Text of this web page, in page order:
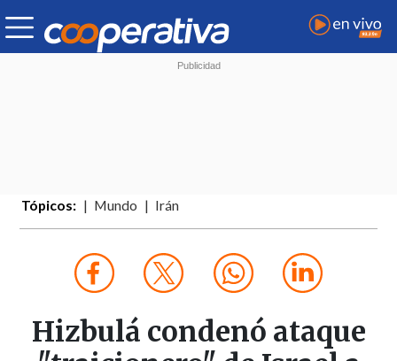
Tópicos: Mundo Irán
Hizbulá condenó ataque